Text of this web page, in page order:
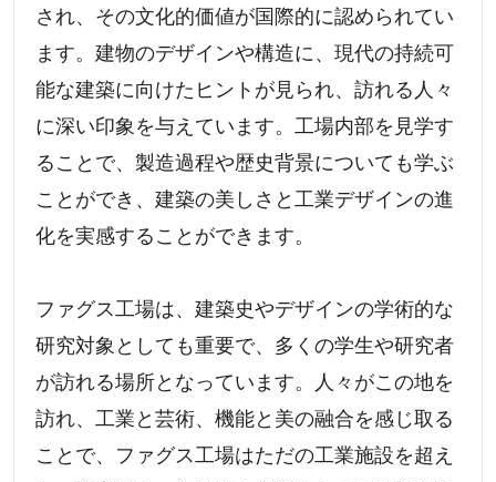
され、その文化的価値が国際的に認められてい
ます。建物のデザインや構造に、現代の持続可
能な建築に向けたヒントが見られ、訪れる人々
に深い印象を与えています。工場内部を見学す
ることで、製造過程や歴史背景についても学ぶ
ことができ、建築の美しさと工業デザインの進
化を実感することができます。
ファグス工場は、建築史やデザインの学術的な
研究対象としても重要で、多くの学生や研究者
が訪れる場所となっています。人々がこの地を
訪れ、工業と芸術、機能と美の融合を感じ取る
ことで、ファグス工場はただの工業施設を超え